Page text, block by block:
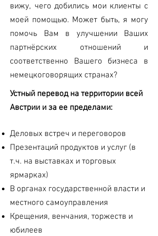
вижу, чего добились мои клиенты с
моей помощью. Может быть, я могу
помочь Вам в улучшении Ваших
партнёрских отношений и
соответственно Вашего бизнеса в
немецкоговорящих странах?
Устный перевод на территории всей
Австрии и за ее пределами:
Деловых встреч и переговоров
Презентаций продуктов и услуг (в
т.ч. на выставках и торговых
ярмарках)
В органах государственной власти и
местного самоуправления
Крещения, венчания, торжеств и
юбилеев